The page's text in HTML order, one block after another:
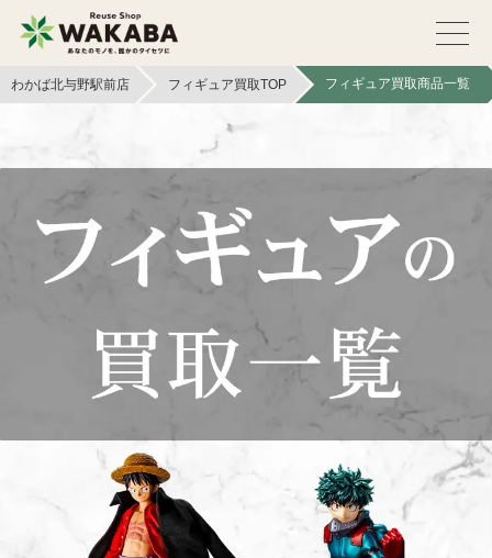
わかば北与野駅前店 フィギュア買取TOP フィギュア買取商品一覧